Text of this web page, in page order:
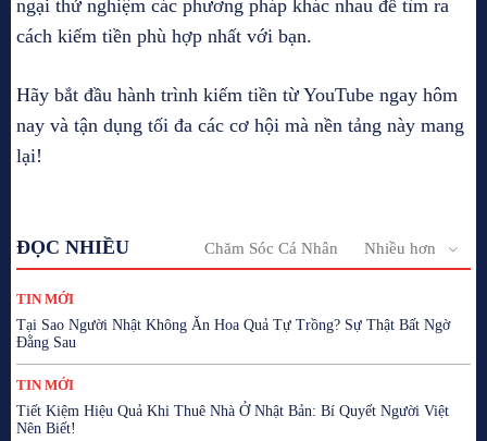
ngại thử nghiệm các phương pháp khác nhau để tìm ra
cách kiếm tiền phù hợp nhất với bạn.
Hãy bắt đầu hành trình kiếm tiền từ YouTube ngay hôm
nay và tận dụng tối đa các cơ hội mà nền tảng này mang
lại!
ĐỌC NHIỀU Chăm Sóc Cá Nhân Nhiều hơn
TIN MỚI
Tại Sao Người Nhật Không Ăn Hoa Quả Tự Trồng? Sự Thật Bất Ngờ
Đằng Sau
TIN MỚI
Tiết Kiệm Hiệu Quả Khi Thuê Nhà Ở Nhật Bản: Bí Quyết Người Việt
Nên Biết!